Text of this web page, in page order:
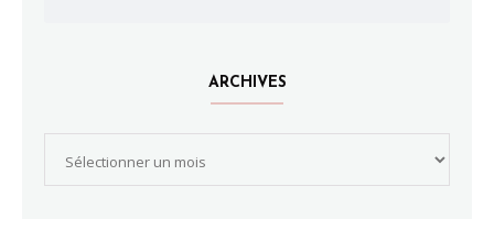
ARCHIVES